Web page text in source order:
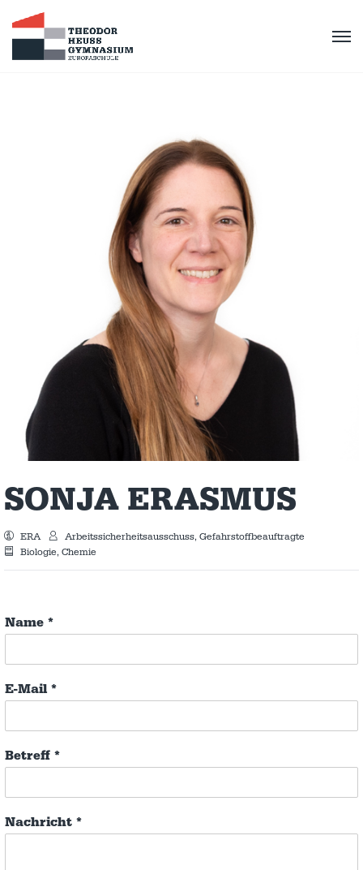
SONJA ERASMUS
ERA
Arbeitssicherheitsausschuss, Gefahrstoffbeauftragte
Biologie, Chemie
Name *
E-Mail *
Betreff *
Nachricht *